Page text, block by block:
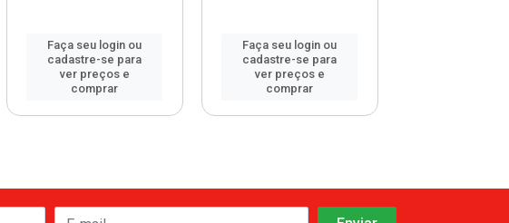
Faça seu login ou
cadastre-se para
ver preços e
comprar
Faça seu login ou
cadastre-se para
ver preços e
comprar